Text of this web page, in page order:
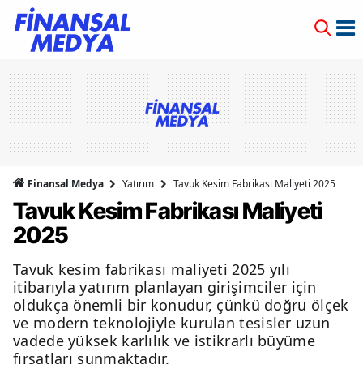
Finansal Medya Yatırım Tavuk Kesim Fabrikası Maliyeti 2025
Tavuk Kesim Fabrikası Maliyeti
2025
Tavuk kesim fabrikası maliyeti 2025 yılı
itibarıyla yatırım planlayan girişimciler için
oldukça önemli bir konudur, çünkü doğru ölçek
ve modern teknolojiyle kurulan tesisler uzun
vadede yüksek karlılık ve istikrarlı büyüme
fırsatları sunmaktadır.